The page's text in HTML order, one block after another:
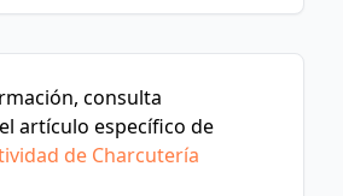
consulta
artículo específico de
de Charcutería